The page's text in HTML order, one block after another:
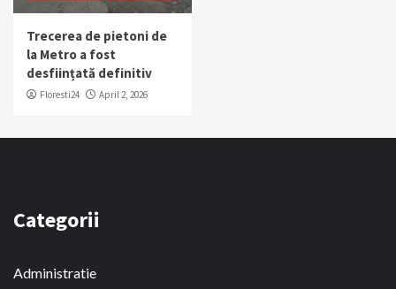
Trecerea de pietoni de
la Metro a fost
desființată definitiv
Floresti24 April 2, 2026
Categorii
Administratie